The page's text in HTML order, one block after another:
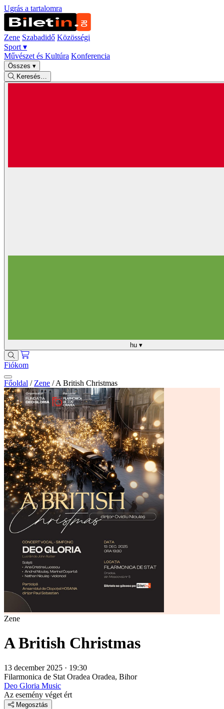
Ugrás a tartalomra
Zene Szabadidő Közösségi
Sport ▾
Művészet és Kultúra Konferencia
Összes ▾
Keresés…
hu ▾
Fiókom
Főoldal / Zene / A British Christmas
Zene
A British Christmas
13 december 2025 · 19:30
Filarmonica de Stat Oradea Oradea, Bihor
Deo Gloria Music
Az esemény véget ért
Megosztás